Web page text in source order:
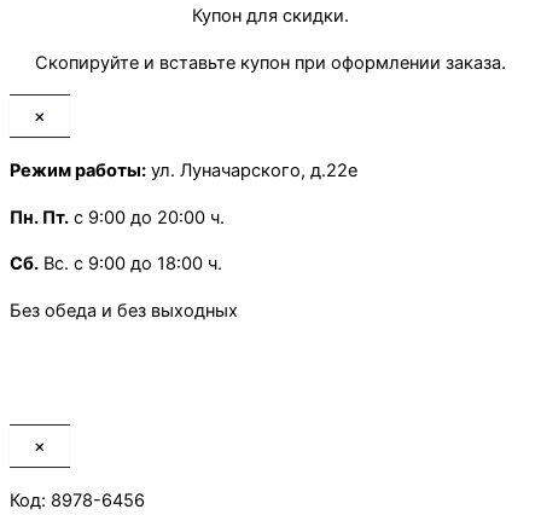
Купон для скидки.
Скопируйте и вставьте купон при оформлении заказа.
×
Режим работы: ул. Луначарского, д.22е
Пн. Пт. с 9:00 до 20:00 ч.
Сб. Вс. с 9:00 до 18:00 ч.
Без обеда и без выходных
×
Код: 8978-6456